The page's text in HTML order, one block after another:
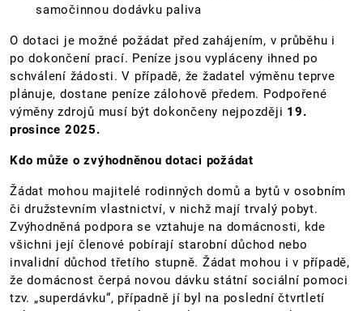
samočinnou dodávku paliva
O dotaci je možné požádat před zahájením, v průběhu i
po dokončení prací. Peníze jsou vypláceny ihned po
schválení žádosti. V případě, že žadatel výměnu teprve
plánuje, dostane peníze zálohově předem. Podpořené
výměny zdrojů musí být dokončeny nejpozději 19.
prosince 2025.
Kdo může o zvýhodněnou dotaci požádat
Žádat mohou majitelé rodinných domů a bytů v osobním
či družstevním vlastnictví, v nichž mají trvalý pobyt.
Zvýhodněná podpora se vztahuje na domácnosti, kde
všichni její členové pobírají starobní důchod nebo
invalidní důchod třetího stupně. Žádat mohou i v případě,
že domácnost čerpá novou dávku státní sociální pomoci
tzv. „superdávku“, případně jí byl na poslední čtvrtletí